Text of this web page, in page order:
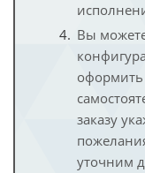
Вы
оформить
заказу
уточним